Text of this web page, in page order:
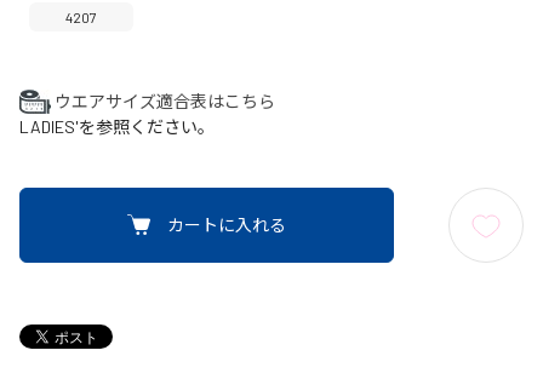
4207
ウエアサイズ適合表はこちら
LADIES'を参照ください。
カートに入れる